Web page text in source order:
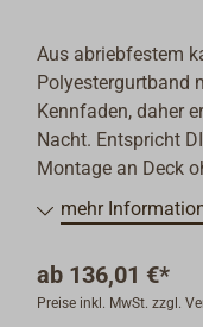
Aus abriebfestem
Polyestergurtband
Kennfaden, daher
Nacht. Entspricht
Montage an Deck
Schlaufe (kann z.
werden), das
mit einer
ist und daher keine
mehr
ab 136,01 €*
Preise inkl. MwSt. zzgl.